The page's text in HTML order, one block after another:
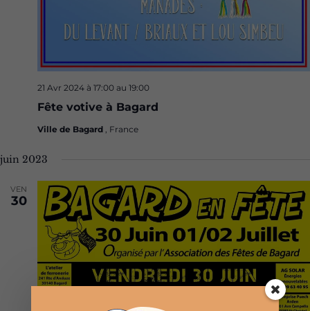
Fête votive à Bagard
21 Avr 2024 à 17:00 au 19:00
Ville de Bagard , France
juin 2023
VEN
30